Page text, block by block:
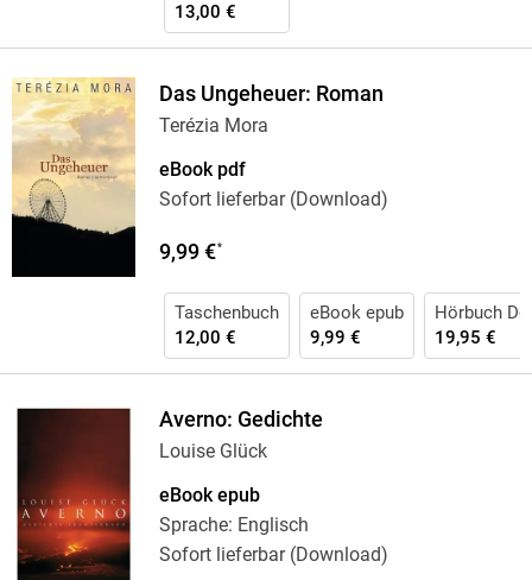
13,00 €
Das Ungeheuer: Roman
Terézia Mora
eBook pdf
Sofort lieferbar (Download)
9,99 €*
Taschenbuch
12,00 €
eBook epub
9,99 €
Hörbuch
19,95 €
Averno: Gedichte
Louise Glück
eBook epub
Sprache: Englisch
Sofort lieferbar (Download)